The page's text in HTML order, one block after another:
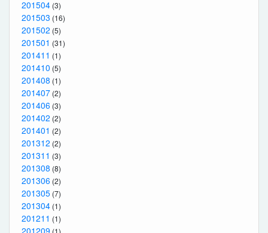
201504 (3)
201503 (16)
201502 (5)
201501 (31)
201411 (1)
201410 (5)
201408 (1)
201407 (2)
201406 (3)
201402 (2)
201401 (2)
201312 (2)
201311 (3)
201308 (8)
201306 (2)
201305 (7)
201304 (1)
201211 (1)
201209 (1)